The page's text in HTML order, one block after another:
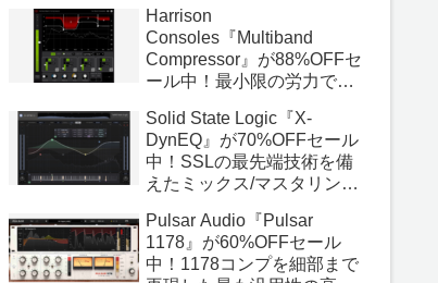
プラグイン！
Harrison
Consoles『Multiband
Compressor』が88%OFFセ
ール中！最小限の労力でプ
うに設計されたマルチバン
ドコンププラグイン！
Solid State Logic『X-
DynEQ』が70%OFFセール
中！SSLの最先端技術を備
えたミックス/マスタリング
クEQプラグイン！
Pulsar Audio『Pulsar
1178』が60%OFFセール
中！1178コンプを細部まで